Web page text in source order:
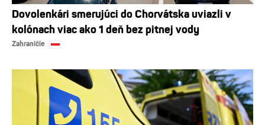
Dovolenkári smerujúci do Chorvátska uviazli v
kolónach viac ako 1 deň bez pitnej vody
Zahraničie